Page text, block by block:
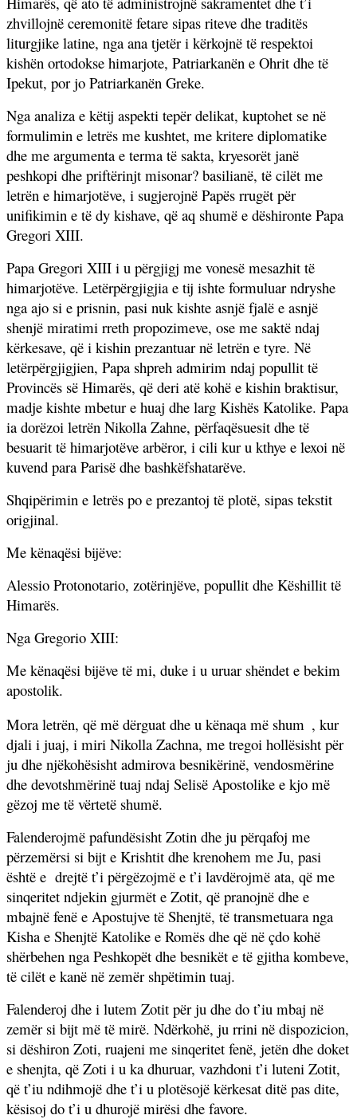
zhvillojnë ceremonitë fetare sipas riteve dhe traditës
liturgjike latine, nga ana tjetër i kërkojnë të respektoi
kishën ortodokse himarjote, Patriarkanën e Ohrit dhe të
Ipekut, por jo Patriarkanën Greke.
Nga analiza e këtij aspekti tepër delikat, kuptohet se në
formulimin e letrës me kushtet, me kritere diplomatike
dhe me argumenta e terma të sakta, kryesorët janë
peshkopi dhe priftërinjt misonar? basilianë, të cilët me
letrën e himarjotëve, i sugjerojnë Papës rrugët për
unifikimin e të dy kishave, që aq shumë e dëshironte Papa
Gregori XIII.
Papa Gregori XIII i u përgjigj me vonesë mesazhit të
himarjotëve. Letërpërgjigjia e tij ishte formuluar ndryshe
nga ajo si e prisnin, pasi nuk kishte asnjë fjalë e asnjë
shenjë miratimi rreth propozimeve, ose me saktë ndaj
kërkesave, që i kishin prezantuar në letrën e tyre. Në
letërpërgjigjien, Papa shpreh admirim ndaj popullit të
Provincës së Himarës, që deri atë kohë e kishin braktisur,
madje kishte mbetur e huaj dhe larg Kishës Katolike. Papa
ia dorëzoi letrën Nikolla Zahne, përfaqësuesit dhe të
besuarit të himarjotëve arbëror, i cili kur u kthye e lexoi në
kuvend para Parisë dhe bashkëfshatarëve.
Shqipërimin e letrës po e prezantoj të plotë, sipas tekstit
origjinal.
Me kënaqësi bijëve:
Alessio Protonotario, zotërinjëve, popullit dhe Këshillit të
Himarës.
Nga Gregorio XIII:
Me kënaqësi bijëve të mi, duke i u uruar shëndet e bekim
apostolik.
Mora letrën, që më dërguat dhe u kënaqa më shum , kur
djali i juaj, i miri Nikolla Zachna, me tregoi hollësisht për
ju dhe njëkohësisht admirova besnikërinë, vendosmërine
dhe devotshmërinë tuaj ndaj Selisë Apostolike e kjo më
gëzoj me të vërtetë shumë.
Falenderojmë pafundësisht Zotin dhe ju përqafoj me
përzemërsi si bijt e Krishtit dhe krenohem me Ju, pasi
është e drejtë t’i përgëzojmë e t’i lavdërojmë ata, që me
sinqeritet ndjekin gjurmët e Zotit, që pranojnë dhe e
mbajnë fenë e Apostujve të Shenjtë, të transmetuara nga
Kisha e Shenjtë Katolike e Romës dhe që në çdo kohë
shërbehen nga Peshkopët dhe besnikët e të gjitha kombeve,
të cilët e kanë në zemër shpëtimin tuaj.
Falenderoj dhe i lutem Zotit për ju dhe do t’iu mbaj në
zemër si bijt më të mirë. Ndërkohë, ju rrini në dispozicion,
si dëshiron Zoti, ruajeni me sinqeritet fenë, jetën dhe doket
e shenjta, që Zoti i u ka dhuruar, vazhdoni t’i luteni Zotit,
që t’iu ndihmojë dhe t’i u plotësojë kërkesat ditë pas dite,
kësisoj do t’i u dhurojë mirësi dhe favore.